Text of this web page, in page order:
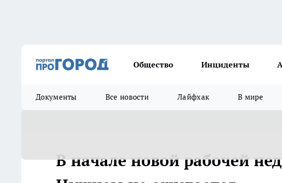
Общество Инциденты
Документы Все новости Лайфхак В мире
В начале новой рабочей